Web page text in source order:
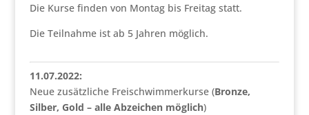
Die Kurse finden von Montag bis Freitag statt.
Die Teilnahme ist ab 5 Jahren möglich.
11.07.2022:
Neue zusätzliche Freischwimmerkurse (Bronze,
Silber, Gold – alle Abzeichen möglich)